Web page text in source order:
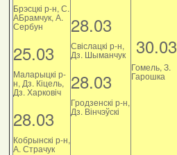
Брэсцкі р-н, С.
АБрамчук, А.
Сербун
25.03
Маларыцкі р-
н, Дз. Кіцель,
Дз. Харковіч
28.03
Кобрынскі р-н,
А. Страчук
28.03
Свіслацкі р-н,
Дз. Шыманчук
28.03
Гродзенскі р-н,
Дз. Вінчэўскі
30.03
Гомель, З.
Гарошка